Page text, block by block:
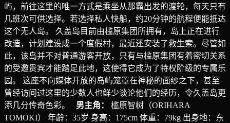
屿，前往这里的唯一方式是乘坐从那霸出发的渡轮，每天只有
几班次可供选择。若选择私人快船，约20分钟的航程便能抵达
这个无人岛。 久盖岛目前由槛原集团所拥有，岛上正在进行
改造，计划建设成一个度假村，最近还安装了救生索。尽管如
此，该岛并不对普通游客开放，只有与槛原集团有着密切关系
的受邀贵宾才能踏足此地，这使得它成为了特权阶级的专属乐
园。 这座不向媒体开放的岛屿笼罩在神秘的面纱之下，甚至
曾经访问过这里的少数人也鲜少谈论他们的经历，令久盖岛更
添几分传奇色彩。 男主角：
槛原智树（ORIHARA
TOMOKI） 年龄：35岁 身高：175cm 体重：79kg 出身地：东